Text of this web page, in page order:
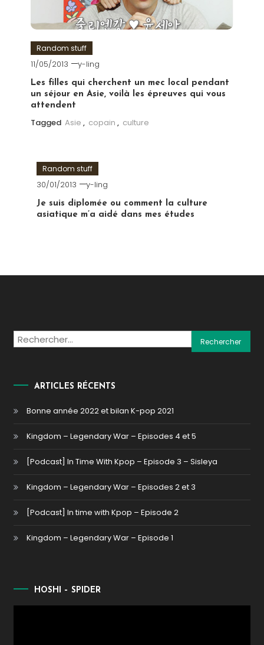
Random stuff
11/05/2013 y-ling
Les filles qui cherchent un mec local pendant
un séjour en Asie, voilà les épreuves qui vous
attendent
Tagged Asie , copain , culture
Random stuff
30/01/2013 y-ling
Je suis diplomée ou comment la culture
asiatique m’a aidé dans mes études
Rechercher :
ARTICLES RÉCENTS
Bonne année 2022 et bilan K-pop 2021
Kingdom – Legendary War – Episodes 4 et 5
[Podcast] In Time With Kpop – Episode 3 – Sisleya
Kingdom – Legendary War – Episodes 2 et 3
[Podcast] In time with Kpop – Episode 2
Kingdom – Legendary War – Episode 1
HOSHI – SPIDER